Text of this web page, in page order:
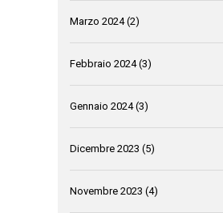
Marzo 2024(2)
Febbraio 2024(3)
Gennaio 2024(3)
Dicembre 2023 (5)
Novembre 2023 (4)